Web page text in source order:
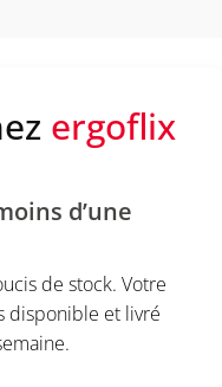
ergoflix
d’une
de stock. Votre
disponible et livré